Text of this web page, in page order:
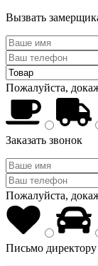
Вызвать
Пожалуйста,
Заказать звонок
Пожалуйста,
Письмо директору